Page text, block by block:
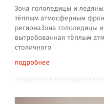
Зона гололедицы и
тёплым атмосферным
регионаЗона гололедицы
вытребованная тёплым
столичного
подробнее